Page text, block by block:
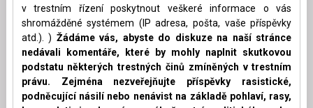
v trestním řízení poskytnout veškeré informace o vás
shromážděné systémem (IP adresa, pošta, vaše příspěvky
atd.). ) Žádáme vás, abyste do diskuze na naší stránce
nedávali komentáře, které by mohly naplnit skutkovou
podstatu některých trestných činů zmíněných v trestním
právu. Zejména nezveřejňujte příspěvky rasistické,
podněcující násilí nebo nenávist na základě pohlaví, rasy,